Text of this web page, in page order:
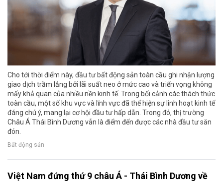
Cho tới thời điểm này, đầu tư bất động sản toàn cầu ghi nhận lượng
giao dịch trầm lắng bởi lãi suất neo ở mức cao và triển vọng không
mấy khả quan của nhiều nền kinh tế. Trong bối cảnh các thách thức
toàn cầu, một số khu vực và lĩnh vực đã thể hiện sự linh hoạt kinh tế
đáng chú ý, mang lại cơ hội đầu tư hấp dẫn. Trong đó, thị trường
Châu Á Thái Bình Dương vẫn là điểm đến được các nhà đầu tư săn
đón.
Bất động sản
Việt Nam đứng thứ 9 châu Á - Thái Bình Dương về